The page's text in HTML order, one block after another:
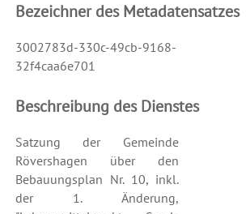
Bezeichner des Metadatensatzes
3002783d-330c-49cb-9168-
32f4caa6e701
Beschreibung des Dienstes
Satzung der Gemeinde
Rövershagen über den
Bebauungsplan Nr. 10, inkl.
der 1. Änderung,